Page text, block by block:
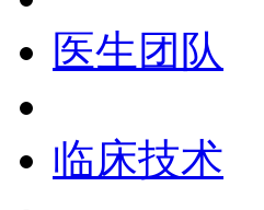
医生团队
临床技术